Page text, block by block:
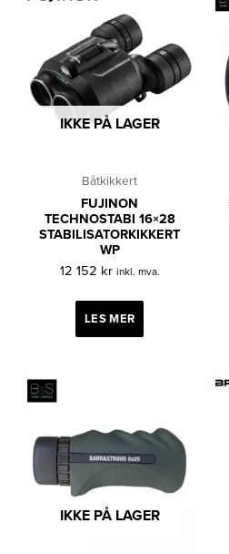
IKKE PÅ LAGER
Båtkikkert
FUJINON
TECHNOSTABI 16×28
STABILISATORKIKKERT
WP
12 152 kr inkl. mva.
LES MER
IKKE PÅ LAGER